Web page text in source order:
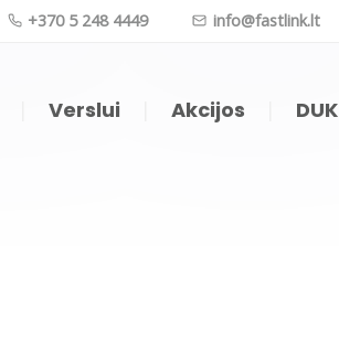
+370 5 248 4449 info@fastlink.lt
Verslui Akcijos DUK